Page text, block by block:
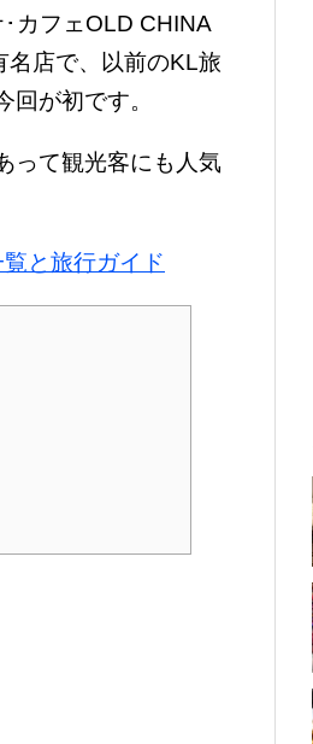
カフェOLD CHINA
名店で、以前のKL旅
が初です。
って観光客にも人気
と旅行ガイド